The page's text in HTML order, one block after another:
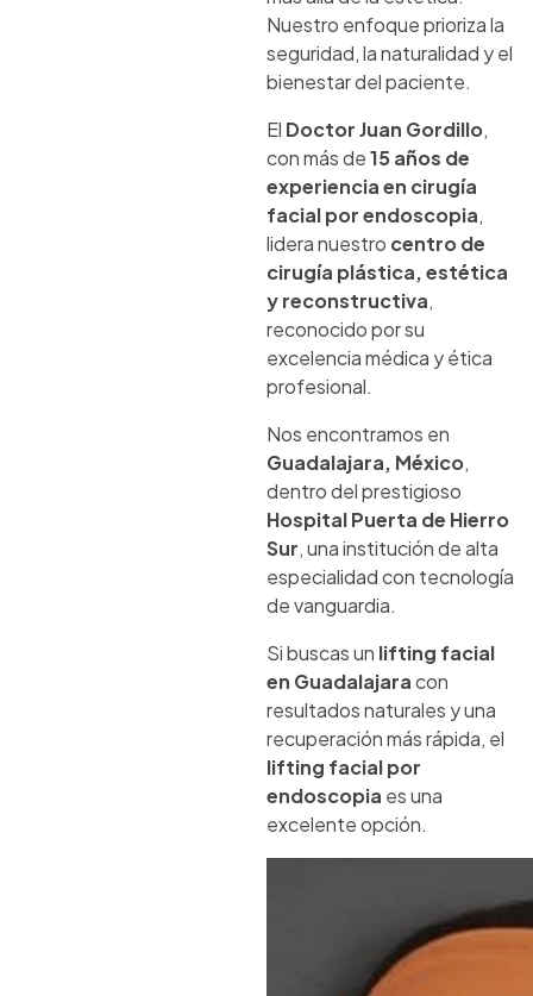
Nuestro enfoque prioriza la
seguridad, la naturalidad y el
bienestar del paciente.
El Doctor Juan Gordillo,
con más de15 años de
experiencia en cirugía
facial por endoscopia,
lidera nuestro centro de
cirugía plástica, estética
y reconstructiva,
reconocido por su
excelencia médica y ética
profesional.
Nos encontramos en
Guadalajara, México,
dentro del prestigioso
Hospital Puerta de Hierro
Sur, una institución de alta
especialidad con tecnología
de vanguardia.
Si buscas un lifting facial
en Guadalajaracon
resultados naturales y una
recuperación más rápida, el
lifting facial por
endoscopia es una
excelente opción.